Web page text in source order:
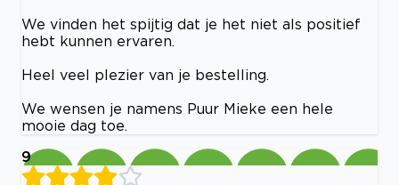
We vinden het spijtig dat je het niet als positief
hebt kunnen ervaren.
Heel veel plezier van je bestelling.
We wensen je namens Puur Mieke een hele
mooie dag toe.
9